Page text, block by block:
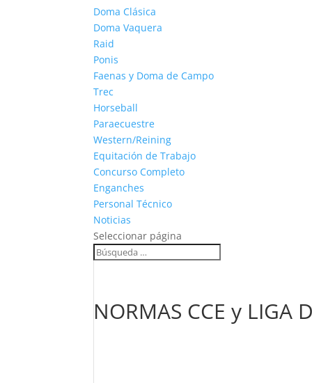
Doma Clásica
Doma Vaquera
Raid
Ponis
Faenas y Doma de Campo
Trec
Horseball
Paraecuestre
Western/Reining
Equitación de Trabajo
Concurso Completo
Enganches
Personal Técnico
Noticias
Seleccionar página
NORMAS CCE y LIGA